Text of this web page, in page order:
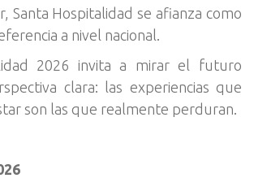
Santa Hospitalidad se afianza como
a nivel nacional.
2026 invita a mirar el futuro
clara: las experiencias que
son las que realmente perduran.